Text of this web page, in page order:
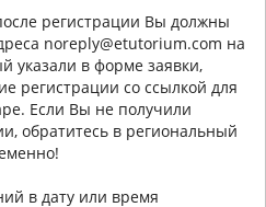
регистрации Вы должны
noreply@etutorium.com на
указали в форме заявки,
регистрации со ссылкой для
Если Вы не получили
обратитесь в региональный
в дату или время